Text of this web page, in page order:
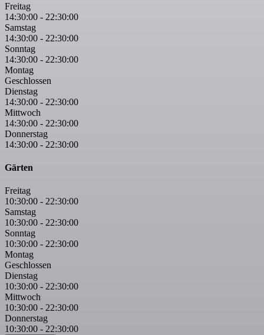
Freitag
14:30:00 - 22:30:00
Samstag
14:30:00 - 22:30:00
Sonntag
14:30:00 - 22:30:00
Montag
Geschlossen
Dienstag
14:30:00 - 22:30:00
Mittwoch
14:30:00 - 22:30:00
Donnerstag
14:30:00 - 22:30:00
Gärten
Freitag
10:30:00 - 22:30:00
Samstag
10:30:00 - 22:30:00
Sonntag
10:30:00 - 22:30:00
Montag
Geschlossen
Dienstag
10:30:00 - 22:30:00
Mittwoch
10:30:00 - 22:30:00
Donnerstag
10:30:00 - 22:30:00